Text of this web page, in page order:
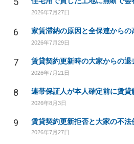
2026年7月27日
6
2026年7月29日
7
2026年7月21日
8
2026年8月3日
9
2026年7月27日